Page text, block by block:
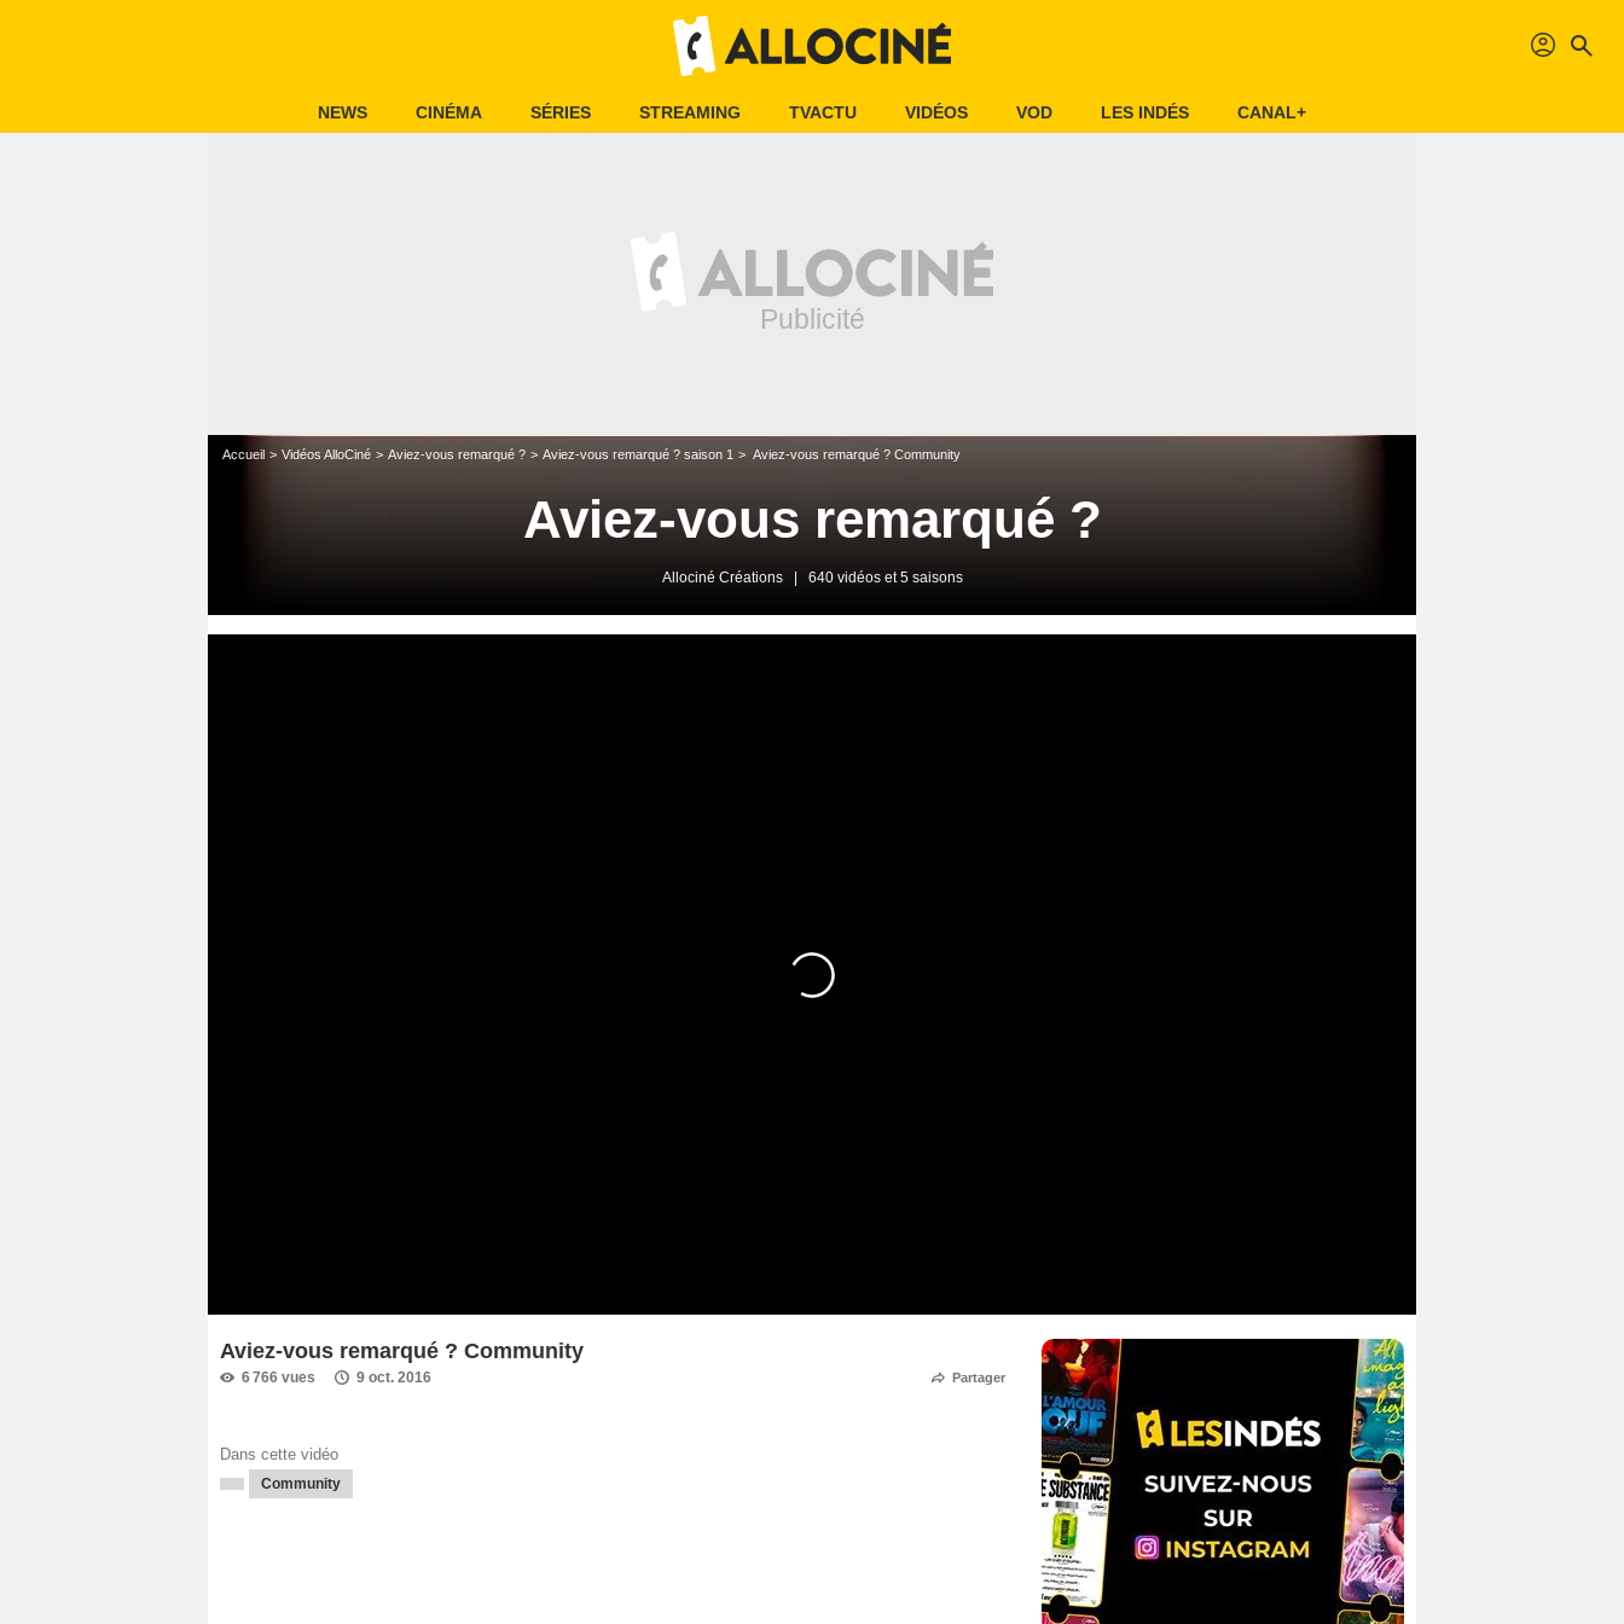
profil search
NEWS CINÉMA SÉRIES STREAMING TVACTU VIDÉOS VOD LES INDÉS CANAL+
Accueil Vidéos AlloCiné Aviez-vous remarqué ? Aviez-vous remarqué ? saison 1 Aviez-vous remarqué ? Community
Aviez-vous remarqué ?
Allociné Créations 640 vidéos et 5 saisons
Aviez-vous remarqué ? Community
6 766 vues 9 oct. 2016 Partager
Dans cette vidéo
Community